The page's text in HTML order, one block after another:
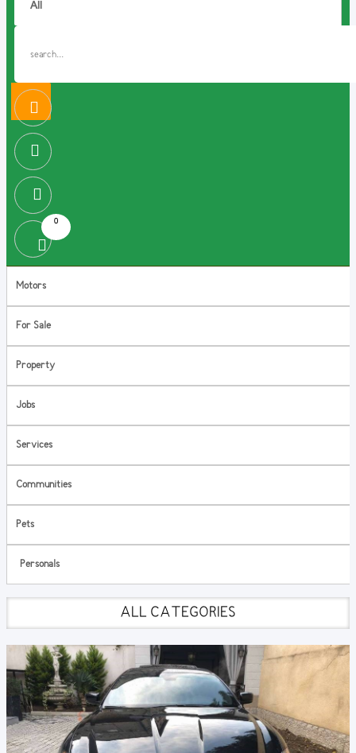
0
Motors
For Sale
Property
Jobs
Services
Communities
Pets
Personals
ALL CATEGORIES